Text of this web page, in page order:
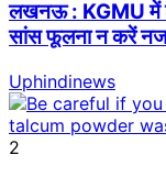
लखनऊ : KGMU में
सांस फूलना न करें
Uphindinews
2